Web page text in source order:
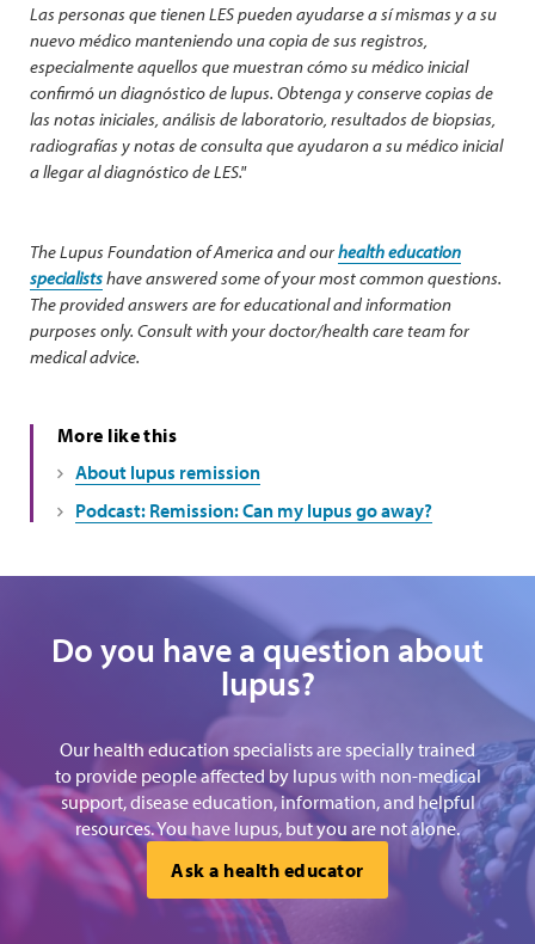
Las personas que tienen LES pueden ayudarse a sí mismas y a su
nuevo médico manteniendo una copia de sus registros,
especialmente aquellos que muestran cómo su médico inicial
confirmó un diagnóstico de lupus. Obtenga y conserve copias de
las notas iniciales, análisis de laboratorio, resultados de biopsias,
radiografías y notas de consulta que ayudaron a su médico inicial
a llegar al diagnóstico de LES."
The Lupus Foundation of America and ourhealth education
specialistshave answered some of your most common questions.
The provided answers are for educational and information
purposes only. Consult with your doctor/health care team for
medical advice.
More like this
About lupus remission
Podcast: Remission: Can my lupus go away?
Do you have a question about
lupus?
Our health education specialists are specially trained
to provide people affected by lupus with non-medical
support, disease education, information, and helpful
resources. You have lupus, but you are not alone.
Ask a health educator